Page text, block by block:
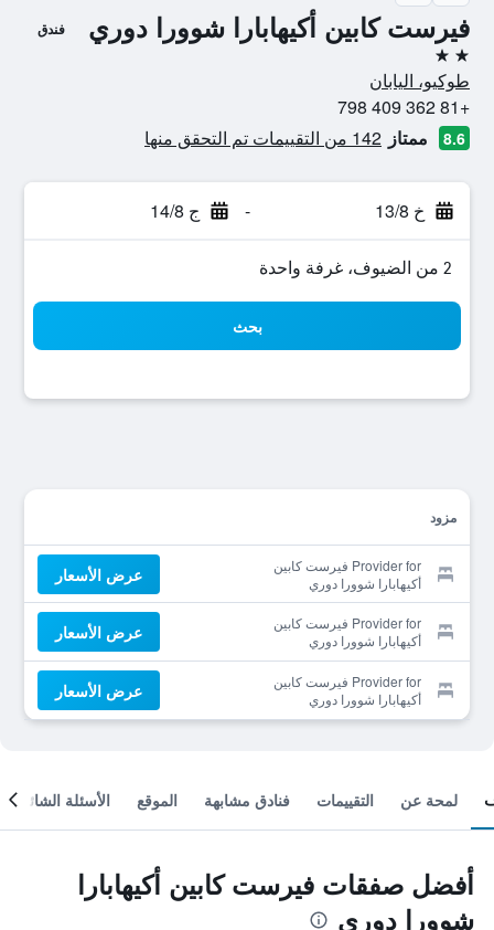
فيرست كابين أكيهابارا شوورا دوري فندق
2 نجمتين
طوكيو، اليابان
+81 362 409 798
8.6 ممتاز 142 من التقييمات تم التحقق منها
خ 13/8 - ج 14/8
2 من الضيوف، غرفة واحدة
بحث
مزود
Provider for فيرست كابين
أكيهابارا شوورا دوري
عرض الأسعار
Provider for فيرست كابين
أكيهابارا شوورا دوري
عرض الأسعار
Provider for فيرست كابين
أكيهابارا شوورا دوري
عرض الأسعار
لمحة عن التقييمات فنادق مشابهة الموقع الأسئلة الشائعة
أفضل صفقات فيرست كابين أكيهابارا
شوورا دوري